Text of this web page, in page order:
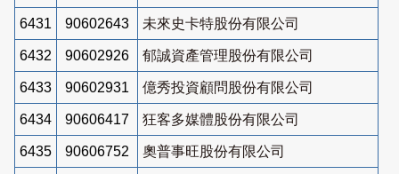
6431 90602643 未來史卡特股份有限公司
6432 90602926 郁誠資產管理股份有限公司
6433 90602931 億秀投資顧問股份有限公司
6434 90606417 狂客多媒體股份有限公司
6435 90606752 奧普事旺股份有限公司